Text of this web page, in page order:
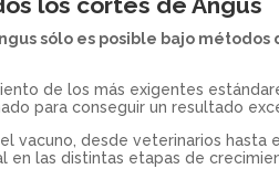
sólo es posible bajo métodos
de los más exigentes
para conseguir un resultado
vacuno, desde veterinarios hasta
en las distintas etapas de